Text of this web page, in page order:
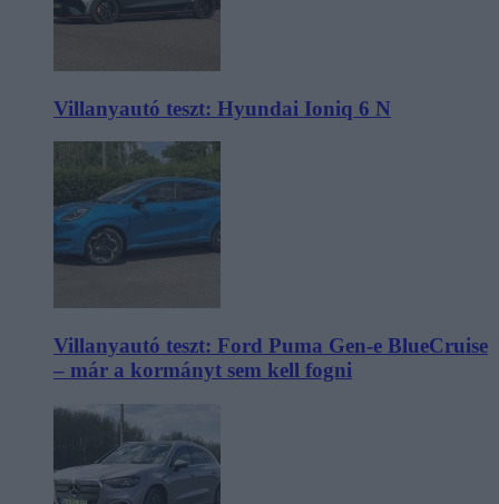
Villanyautó teszt: Hyundai Ioniq 6 N
Villanyautó teszt: Ford Puma Gen-e BlueCruise
– már a kormányt sem kell fogni